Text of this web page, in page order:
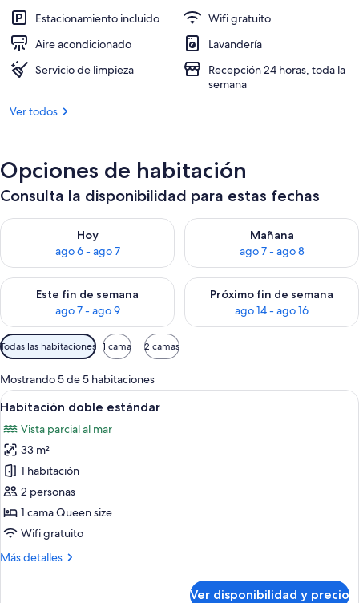
Ropa de cama de alta calidad,
Estacionamiento incluido
Wifi gratuito
Aire acondicionado
Lavandería
Servicio de limpieza
Recepción 24 horas, toda la
semana
Ver todos
Opciones de habitación
Consulta la disponibilidad para estas fechas
Hoy
ago 6 - ago 7
Consulta la disponibilidad para hoy ago 6 - ago 7
Mañana
ago 7 - ago 8
Consulta la disponibilidad
Este fin de semana
ago 7 - ago 9
Consulta la disponibilidad para este fin de semana ago 7 -
Próximo fin de semana
ago 14 - ago 16
Consulta la disponibilidad
Filtros
disponibles
para
las
habitaciones
Todas las habitaciones 1 cama 2 camas
Mostrando 5 de 5 habitaciones
Ver
todas
las
fotos
de
Habitación
doble
estándar
Una habitación de hotel moderna
4
Habitación doble estándar
Vista parcial al mar
33 m²
1 habitación
2 personas
1 cama Queen size
Wifi gratuito
Más detalles
Más
Ver disponibilidad y precio